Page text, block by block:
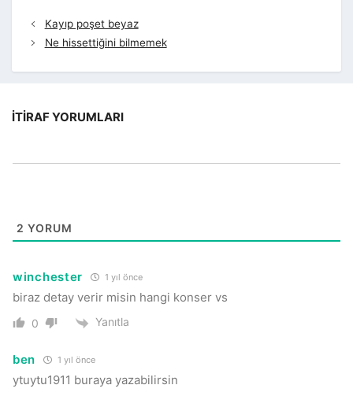
Kayıp poşet beyaz
Ne hissettiğini bilmemek
İTIRAF YORUMLARI
2 YORUM
winchester 1 yıl önce
biraz detay verir misin hangi konser vs
0 Yanıtla
ben 1 yıl önce
ytuytu1911 buraya yazabilirsin